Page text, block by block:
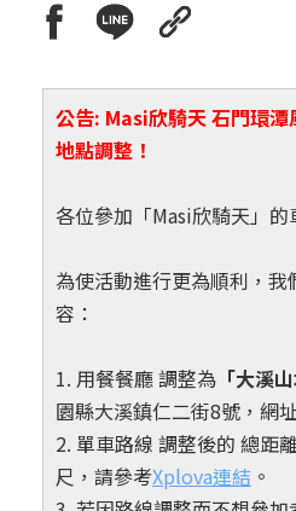
公告: Masi欣騎天 石門環
地點調整！
各位參加「Masi欣騎天」的
為使活動進行更為順利，
容：
1. 用餐餐廳 調整為 「大溪山
園縣大溪鎮仁二街8號，網
2. 單車路線 調整後的 總距
尺，請參考Xplova連結 。